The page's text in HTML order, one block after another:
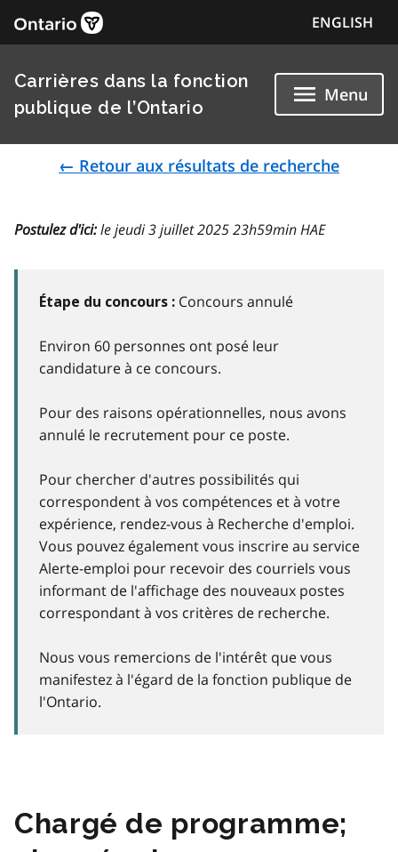
ENGLISH
Carrières dans la fonction
publique de l’Ontario
Menu
← Retour aux résultats de recherche
Postulez d'ici:le jeudi 3 juillet 2025 23h59min HAE
Étape du concours : Concours annulé
Environ 60 personnes ont posé leur
candidature à ce concours.
Pour des raisons opérationnelles, nous avons
annulé le recrutement pour ce poste.
Pour chercher d'autres possibilités qui
correspondent à vos compétences et à votre
expérience, rendez-vous à Recherche d'emploi.
Vous pouvez également vous inscrire au service
Alerte-emploi pour recevoir des courriels vous
informant de l'affichage des nouveaux postes
correspondant à vos critères de recherche.
Nous vous remercions de l'intérêt que vous
manifestez à l'égard de la fonction publique de
l'Ontario.
Chargé de programme;